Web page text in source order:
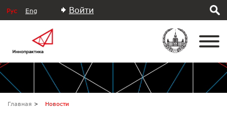
Рус Eng Войти
Главная Новости